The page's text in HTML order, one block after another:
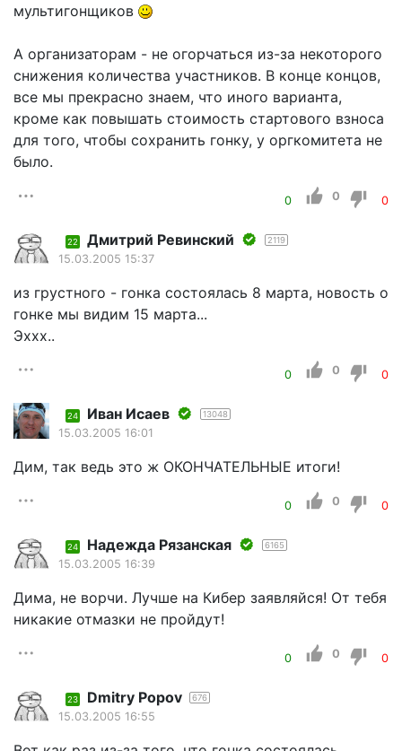
мультигонщиков
А организаторам - не огорчаться из-за некоторого
снижения количества участников. В конце концов,
все мы прекрасно знаем, что иного варианта,
кроме как повышать стоимость стартового взноса
для того, чтобы сохранить гонку, у оргкомитета не
было.
0 0 0
22 Дмитрий Ревинский 2119
15.03.2005 15:37
из грустного - гонка состоялась 8 марта, новость о
гонке мы видим 15 марта...
Эххх..
0 0 0
24 Иван Исаев 13048
15.03.2005 16:01
Дим, так ведь это ж ОКОНЧАТЕЛЬНЫЕ итоги!
0 0 0
24 Надежда Рязанская 6165
15.03.2005 16:39
Дима, не ворчи. Лучше на Кибер заявляйся! От тебя
никакие отмазки не пройдут!
0 0 0
23 Dmitry Popov 676
15.03.2005 16:55